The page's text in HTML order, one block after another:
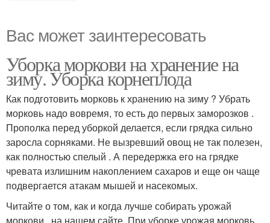
Вас может заинтересовать
Уборка моркови на хранение на
зиму. Уборка корнеплода
Как подготовить морковь к хранению на зиму ? Убрать
морковь надо вовремя, то есть до первых заморозков .
Прополка перед уборкой делается, если грядка сильно
заросла сорняками. Не вызревший овощ не так полезен,
как полностью спелый . А передержка его на грядке
чревата излишним накоплением сахаров и еще он чаще
подвергается атакам мышей и насекомых.
Читайте о том, как и когда лучше собирать урожай